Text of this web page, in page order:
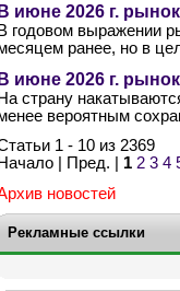
июне 2026 г.
В годовом выражении
ранее, но в
июне 2026 г.
На страну
вероятным
1 - 10 из 2369
Начало | Пред. | 1 2 3 4
новостей
Рекламные ссылки